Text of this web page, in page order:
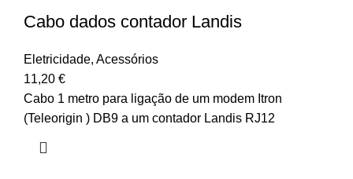
Cabo dados contador Landis
Eletricidade, Acessórios
11,20 €
Cabo 1 metro para ligação de um modem Itron
(Teleorigin ) DB9 a um contador Landis RJ12